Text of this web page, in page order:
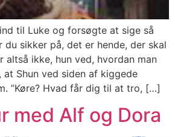
til Luke og forsøgte at sige så
du sikker på, det er hende, der skal
ikke, hun ved, hvordan man
at Shun ved siden af kiggede
”Køre? Hvad får dig til at tro, […]
med Alf og Dora